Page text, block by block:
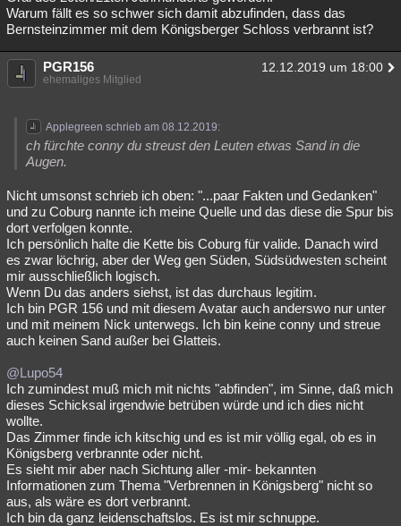
Warum fällt es so schwer sich damit abzufinden, dass das
Bernsteinzimmer mit dem Königsberger Schloss verbrannt ist?
PGR156 12.12.2019 um 18:00
ehemaliges Mitglied
Applegreen schrieb am 08.12.2019:
ch fürchte conny du streust den Leuten etwas Sand in die
Augen.
Nicht umsonst schrieb ich oben: "...paar Fakten und Gedanken"
und zu Coburg nannte ich meine Quelle und das diese die Spur bis
dort verfolgen konnte.
Ich persönlich halte die Kette bis Coburg für valide. Danach wird
es zwar löchrig, aber der Weg gen Süden, Südsüdwesten scheint
mir ausschließlich logisch.
Wenn Du das anders siehst, ist das durchaus legitim.
Ich bin PGR 156 und mit diesem Avatar auch anderswo nur unter
und mit meinem Nick unterwegs. Ich bin keine conny und streue
auch keinen Sand außer bei Glatteis.
@Lupo54
Ich zumindest muß mich mit nichts "abfinden", im Sinne, daß mich
dieses Schicksal irgendwie betrüben würde und ich dies nicht
wollte.
Das Zimmer finde ich kitschig und es ist mir völlig egal, ob es in
Königsberg verbrannte oder nicht.
Es sieht mir aber nach Sichtung aller -mir- bekannten
Informationen zum Thema "Verbrennen in Königsberg" nicht so
aus, als wäre es dort verbrannt.
Ich bin da ganz leidenschaftslos. Es ist mir schnuppe.